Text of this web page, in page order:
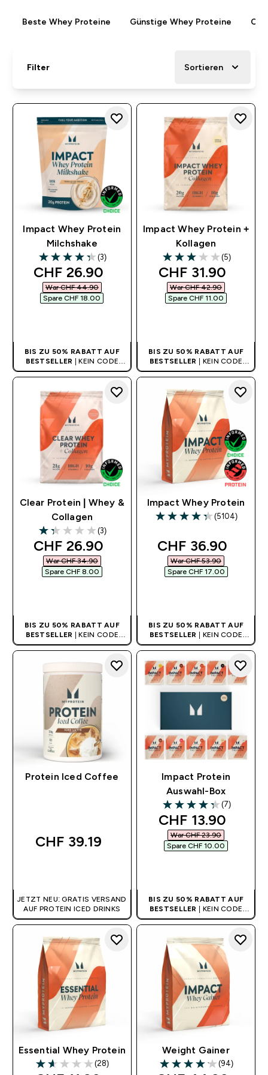
Beste Whey Proteine Günstige Whey Proteine
Filter Sortieren
Impact Whey Protein
Milchshake
4.33 out of 5 stars
(3)
discounted price
CHF 26.90‎
War CHF 44.90‎
Spare CHF 18.00‎
BIS ZU 50% RABATT AUF
BESTSELLER
| KEIN CODE
BENÖTIGT
Impact Whey Protein +
Kollagen
3 out of 5 stars
(5)
discounted price
CHF 31.90‎
War CHF 42.90‎
Spare CHF 11.00‎
BIS ZU 50% RABATT AUF
BESTSELLER
| KEIN CODE
BENÖTIGT
Clear Protein | Whey &
Collagen
1.33 out of 5 stars
(3)
discounted price
CHF 26.90‎
War CHF 34.90‎
Spare CHF 8.00‎
BIS ZU 50% RABATT AUF
BESTSELLER
| KEIN CODE
BENÖTIGT
Impact Whey Protein
4.31 out of 5 stars
(5104)
discounted price
CHF 36.90‎
War CHF 53.90‎
Spare CHF 17.00‎
BIS ZU 50% RABATT AUF
BESTSELLER
| KEIN CODE
BENÖTIGT
Protein Iced Coffee
CHF 39.19‎
JETZT NEU: GRATIS VERSAND
AUF PROTEIN ICED DRINKS
Impact Protein
Auswahl-Box
4.29 out of 5 stars
(7)
discounted price
CHF 13.90‎
War CHF 23.90‎
Spare CHF 10.00‎
BIS ZU 50% RABATT AUF
BESTSELLER | KEIN CODE
BENÖTIGT
Essential Whey Protein
1.61 out of 5 stars
(28)
Weight Gainer
4.14 out of 5 stars
(94)